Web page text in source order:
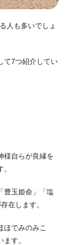
人も多いでしょ
て7つ紹介してい
様自らが良縁を
豊玉姫命」「塩
在します。
ほでみのみこ
す。